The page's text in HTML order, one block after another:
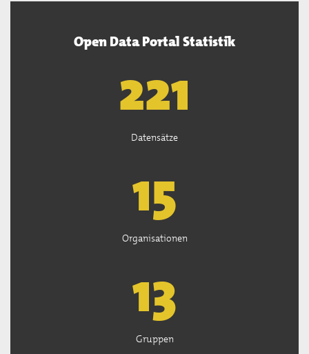
Open Data Portal Statistik
222
Datensätze
15
Organisationen
13
Gruppen